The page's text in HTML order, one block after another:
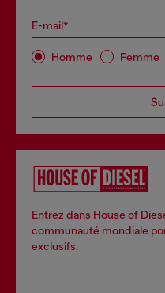
E-mail*
Homme Femme
Entrez dans House of
communauté mondiale
exclusifs.